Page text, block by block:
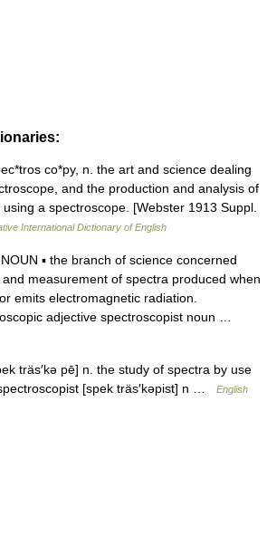
co*py, n. the art and science dealing
and the production and analysis of
a spectroscope. [Webster 1913 Suppl.
International Dictionary of English
▪ the branch of science concerned
measurement of spectra produced when
emits electromagnetic radiation.
adjective spectroscopist noun …
träs′kə pē] n. the study of spectra by use
[spek träs′kəpist] n …
English